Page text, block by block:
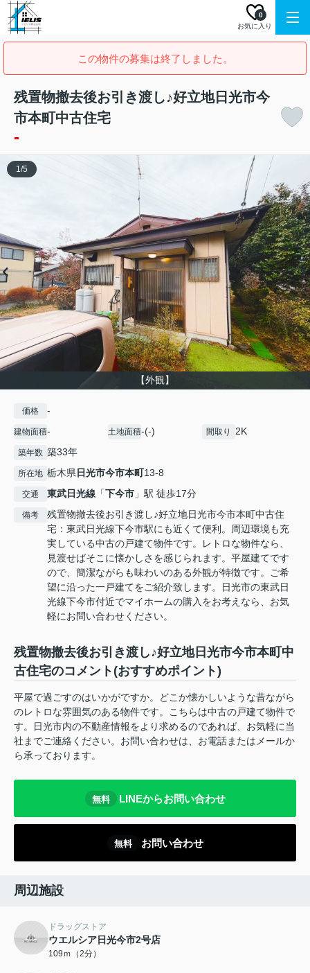
お気に入り
0
この物件の募集は終了しました。
残置物撤去後お引き渡し♪好立地日光市今
市本町中古住宅
-
【外観】
1/5
価格 -
建物面積- 土地面積-(-) 間取り 2K
築年数 築33年
所在地 栃木県日光市今市本町13-8
交通 東武日光線 「下今市 」駅 徒歩17分
備考
残置物撤去後お引き渡し♪好立地日光市今市本町中古住
宅：東武日光線下今市駅にも近くて便利。周辺環境も充
実している中古の戸建て物件です。レトロな物件なら、
見渡せばそこに懐かしさを感じられます。平屋建てです
ので、簡潔ながらも味わいのある外観が特徴です。ご希
望に沿った一戸建てをご紹介致します。日光市の東武日
光線下今市付近でマイホームの購入をお考えなら、お気
軽にお問い合わせください。
残置物撤去後お引き渡し♪好立地日光市今市本町中
古住宅のコメント(おすすめポイント)
平屋で過ごすのはいかがですか。どこか懐かしいような昔ながら
のレトロな雰囲気のある物件です。こちらは中古の戸建て物件で
す。日光市内の不動産情報をより求めるのであれば、お気軽に当
社までご連絡ください。お問い合わせは、お電話またはメールか
ら承っております。
無料 LINEからお問い合わせ
無料 お問い合わせ
周辺施設
ドラッグストア
ウエルシア日光今市2号店
109ｍ（2分）